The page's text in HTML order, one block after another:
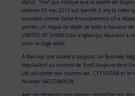
statut ‘’live’’ qui indique que la société est
création 09 mai 2011 soit bientôt 6 ans (à noter
considéré comme fiable financièrement s’il a
prenez un risque de dépôt de bilan à hauteur
LIMITED BY SHARES (en anglais qui équivaut à
enfin le siège social.
À Maurice une société a toujours un Business
(équivalent au numéro de Siret) toujours dans
Ltd call center son numéro est C11102568 et le
Number VAT27080028.